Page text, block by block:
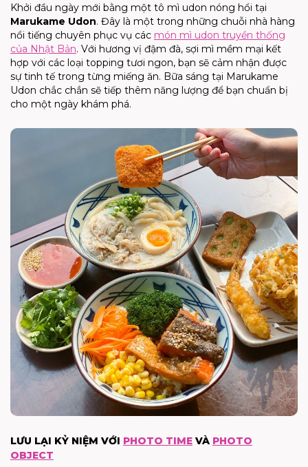
Khởi đầu ngày mới bằng một tô mì udon nóng hổi tại
Marukame Udon. Đây là một trong những chuỗi nhà hàng
nổi tiếng chuyên phục vụ các món mì udon truyền thống
của Nhật Bản. Với hương vị đậm đà, sợi mì mềm mại kết
hợp với các loại topping tươi ngon, bạn sẽ cảm nhận được
sự tinh tế trong từng miếng ăn. Bữa sáng tại Marukame
Udon chắc chắn sẽ tiếp thêm năng lượng để bạn chuẩn bị
cho một ngày khám phá.
LƯU LẠI KỶ NIỆM VỚI PHOTO TIME VÀ PHOTO
OBJECT